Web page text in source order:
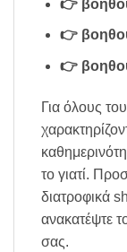
👉
👉
👉
Για όλους
το γιατί.
διατροφικά
ανακατέψτε
σας.